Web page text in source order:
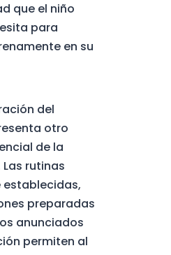
que el niño
para
en su
del
otro
de la
rutinas
preparadas
anunciados
permiten al